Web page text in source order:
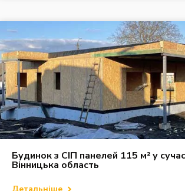
Будинок з СІП панелей 115 м² у
Вінницька область